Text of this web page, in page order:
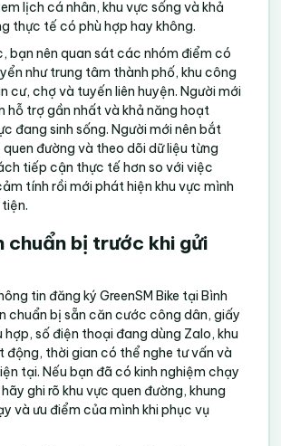
lịch cá nhân, khu vực sống và khả
thực tế có phù hợp hay không.
bạn nên quan sát các nhóm điểm có
như trung tâm thành phố, khu công
cư, chợ và tuyến liên huyện. Người mới
hỗ trợ gần nhất và khả năng hoạt
đang sinh sống. Người mới nên bắt
đường và theo dõi dữ liệu từng
tiếp cận thực tế hơn so với việc
tính rồi mới phát hiện khu vực mình
chuẩn bị trước khi gửi
tin đăng ký GreenSM Bike tại Bình
chuẩn bị sẵn căn cước công dân, giấy
hợp, số điện thoại đang dùng Zalo, khu
động, thời gian có thể nghe tư vấn và
tại. Nếu bạn đã có kinh nghiệm chạy
ghi rõ khu vực quen đường, khung
và ưu điểm của mình khi phục vụ